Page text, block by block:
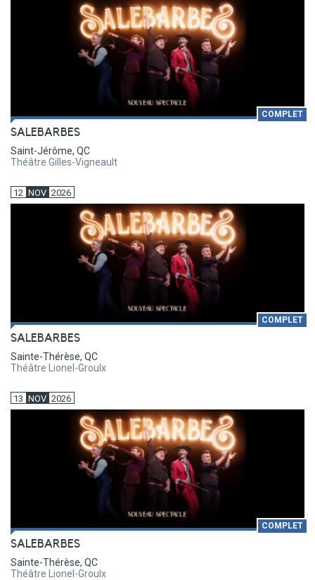
COMPLET
SALEBARBES
Saint-Jérôme, QC
Théâtre Gilles-Vigneault
12 NOV 2026
COMPLET
SALEBARBES
Sainte-Thérèse, QC
Théâtre Lionel-Groulx
13 NOV 2026
COMPLET
SALEBARBES
Sainte-Thérèse, QC
Théâtre Lionel-Groulx